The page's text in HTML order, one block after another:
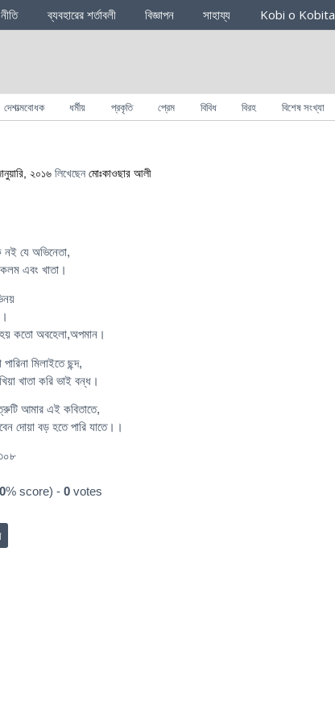
ব্যবহারের শর্তাবলী বিজ্ঞাপন সাহায্য Kobi o Kobita
দেশাত্মবোধক ধর্মীয় প্রকৃতি প্রেম বিবিধ বিরহ বিশেষ সংখ্যা
২০১৬ লিখেছেন মোঃকাওছার আলী
যে অভিনেতা,
এবং খাতা।
কতো অবহেলা,অপমান।
মিলাইতে ছন্দ,
খাতা করি ভাই বন্ধ।
আমার এই কবিতাতে,
দোয়া বড় হতে পারি যাতে।।
0% score) - 0 votes